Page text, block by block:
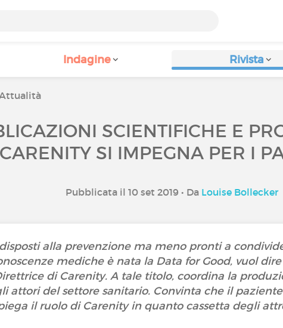
Indagine Rivista
SCIENTIFICHE E
CARENITY SI IMPEGNA PER I
Pubblicata il 10 set 2019 • Da Louise Bollecker
alla prevenzione ma meno pronti a
mediche è nata la Data for Good, vuol dire
di Carenity. A tale titolo, coordina la
attori del settore sanitario. Convinta che il
il ruolo di Carenity in quanto cassetta degli